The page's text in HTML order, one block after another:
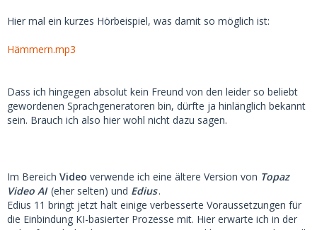
Hier mal ein kurzes Hörbeispiel, was damit so möglich ist:
Hämmern.mp3
Dass ich hingegen absolut kein Freund von den leider so beliebt
gewordenen Sprachgeneratoren bin, dürfte ja hinlänglich bekannt
sein. Brauch ich also hier wohl nicht dazu sagen.
Im Bereich Video verwende ich eine ältere Version von Topaz
Video AI (eher selten) und Edius.
Edius 11 bringt jetzt halt einige verbesserte Voraussetzungen für
die Einbindung KI-basierter Prozesse mit. Hier erwarte ich in der